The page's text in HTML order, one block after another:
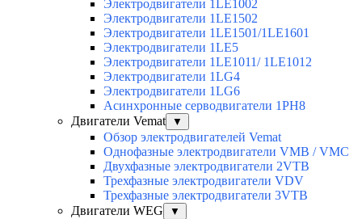
Электродвигатели 1LE1002
Электродвигатели 1LE1502
Электродвигатели 1LE1501/1LE1601
Электродвигатели 1LE5
Электродвигатели 1LE1011/ 1LE1012
Электродвигатели 1LG4
Электродвигатели 1LG6
Асинхронные серводвигатели 1PH8
Двигатели Vemat
▼
Обзор электродвигателей Vemat
Однофазные электродвигатели VMB / VMC
Двухфазные электродвигатели 2VTB
Трехфазные электродвигатели VDV
Трехфазные электродвигатели 3VTB
Двигатели WEG
▼